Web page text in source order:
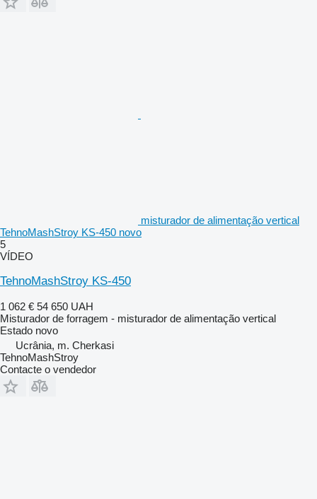
misturador de alimentação vertical
TehnoMashStroy KS-450 novo
5
VÍDEO
TehnoMashStroy KS-450
1 062 € 54 650 UAH
Misturador de forragem - misturador de alimentação vertical
Estado novo
Ucrânia, m. Cherkasi
TehnoMashStroy
Contacte o vendedor